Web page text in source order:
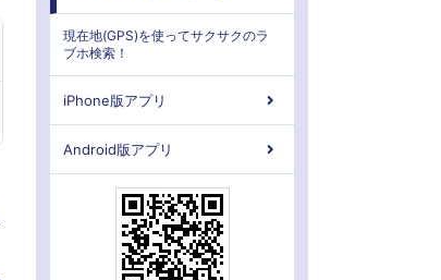
現在地(GPS)を使ってサクサクのラ
ブホ検索！
iPhone版アプリ
Android版アプリ